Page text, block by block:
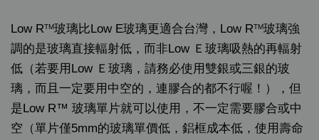
Low RTM玻璃比Low E玻璃更適合台灣，Low RTM玻璃強
調的是玻璃直接輻射低，而非Low Ｅ玻璃吸熱的再輻射
低（若要用Low Ｅ玻璃，請務必使用雙銀或三銀的玻
璃，而且一定要用中空的，連膠合的都不行喔！），但
是Low R™ 玻璃單片就可以使用，不一定需要膠合或中
空（單片僅5mm的玻璃單價低，鋁框成本低，使用壽命